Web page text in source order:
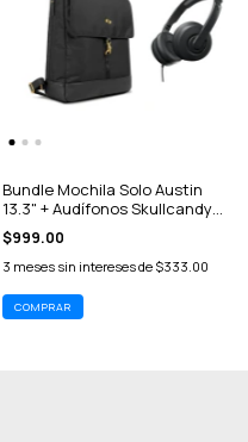
Bundle Mochila Solo Austin
13.3" + Audífonos Skullcandy
Cassette Jr
$999.00
3 meses sin intereses de $333.00